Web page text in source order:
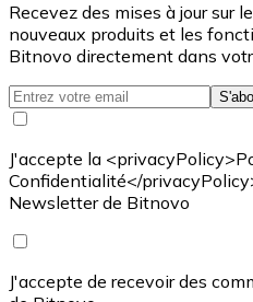
Recevez des mises à jour sur
nouveaux produits et les
Bitnovo directement dans
J'accepte la
Confidentialité</
Newsletter de Bitnovo
J'accepte de recevoir des